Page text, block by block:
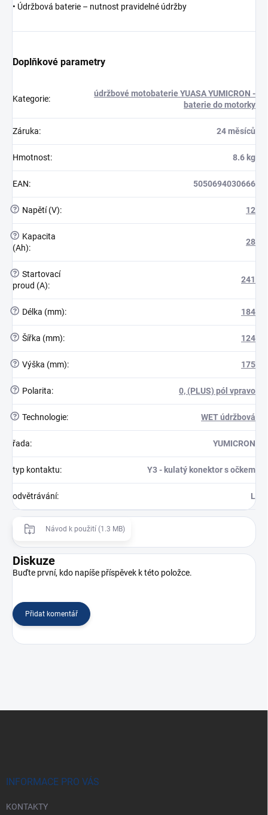
• Údržbová baterie – nutnost pravidelné údržby
Doplňkové parametry
Kategorie:
údržbové motobaterie YUASA YUMICRON -
baterie do motorky
Záruka: 24 měsíců
Hmotnost: 8.6 kg
EAN: 5050694030666
? Napětí (V): 12
?
Kapacita
(Ah):
28
? Startovací
proud (A):
241
? Délka (mm): 184
? Šířka (mm): 124
? Výška (mm): 175
? Polarita: 0, (PLUS) pól vpravo
? Technologie: WET údržbová
řada: YUMICRON
typ kontaktu: Y3 - kulatý konektor s očkem
odvětrávání: L
Návod k použití (1.3 MB)
Diskuze
Buďte první, kdo napíše příspěvek k této položce.
Přidat komentář
INFORMACE PRO VÁS
KONTAKTY